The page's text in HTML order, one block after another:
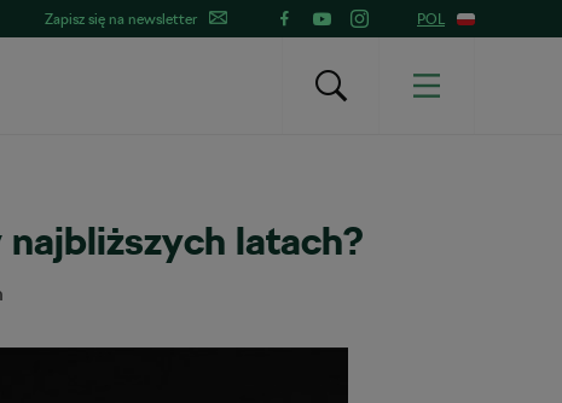
Zapisz się na newsletter POL
latach?